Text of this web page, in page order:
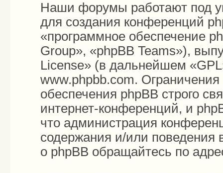
Наши форумы работают под
для создания конференций
«программное обеспечение
Group», «phpBB Teams»),
License» (в дальнейшем
www.phpbb.com.
обеспечения phpBB строго
интернет-конференций, и
что администрация
содержания и/или
о phpBB обращайтесь по